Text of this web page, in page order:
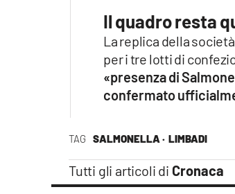
TAG SALMONELLA · LIMBADI
Tutti gli articoli di Cronaca
Il quadro resta
La replica della
per i tre lotti di
«presenza di
confermato